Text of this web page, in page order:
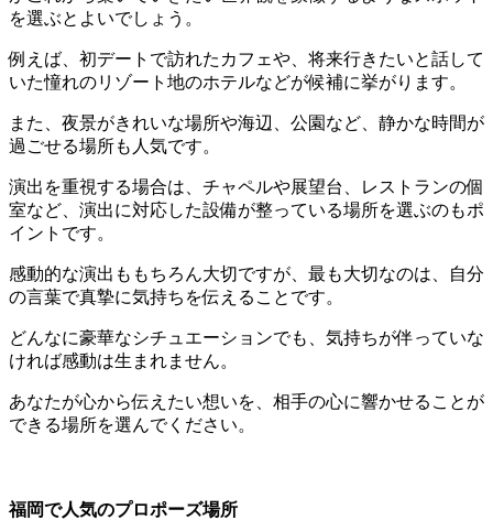
を選ぶとよいでしょう。
例えば、初デートで訪れたカフェや、将来行きたいと話して
いた憧れのリゾート地のホテルなどが候補に挙がります。
また、夜景がきれいな場所や海辺、公園など、静かな時間が
過ごせる場所も人気です。
演出を重視する場合は、チャペルや展望台、レストランの個
室など、演出に対応した設備が整っている場所を選ぶのもポ
イントです。
感動的な演出ももちろん大切ですが、最も大切なのは、自分
の言葉で真摯に気持ちを伝えることです。
どんなに豪華なシチュエーションでも、気持ちが伴っていな
ければ感動は生まれません。
あなたが心から伝えたい想いを、相手の心に響かせることが
できる場所を選んでください。
福岡で人気のプロポーズ場所